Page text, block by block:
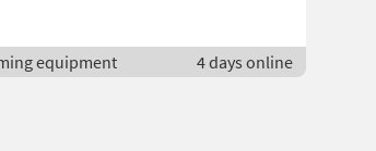
equipment 4 days online